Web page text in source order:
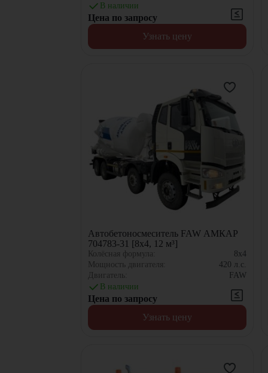
В наличии
Цена по запросу
Узнать цену
Автобетоносмеситель FAW АМКАР
704783-31 [8x4, 12 м³]
Колёсная формула:
8x4
Мощность двигателя:
420 л.с.
Двигатель:
FAW
В наличии
Цена по запросу
Узнать цену